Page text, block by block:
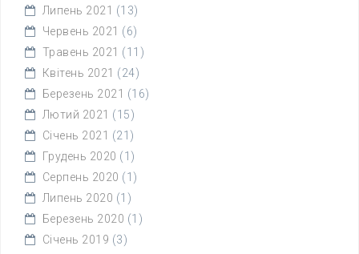
Липень 2021 (13)
Червень 2021 (6)
Травень 2021 (11)
Квітень 2021 (24)
Березень 2021 (16)
Лютий 2021 (15)
Січень 2021 (21)
Грудень 2020 (1)
Серпень 2020 (1)
Липень 2020 (1)
Березень 2020 (1)
Січень 2019 (3)